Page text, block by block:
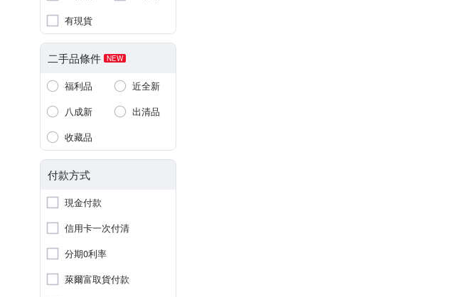
有現貨
二手品條件 NEW
福利品
近全新
八成新
出清品
收藏品
付款方式
現金付款
信用卡一次付清
分期0利率
萊爾富取貨付款